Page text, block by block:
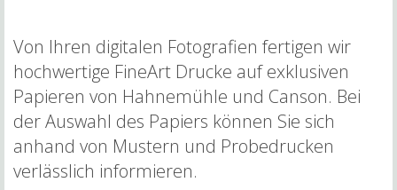
Von Ihren digitalen Fotografien fertigen wir
hochwertige FineArt Drucke auf exklusiven
Papieren von Hahnemühle und Canson. Bei
der Auswahl des Papiers können Sie sich
anhand von Mustern und Probedrucken
verlässlich informieren.